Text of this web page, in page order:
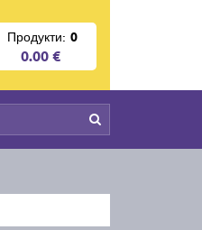
Продукти: 0
0.00 €